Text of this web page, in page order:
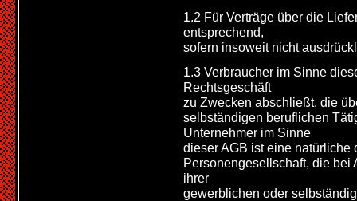
1.2 Für Verträge über die
entsprechend,
sofern insoweit nicht
1.3 Verbraucher im Sinne
Rechtsgeschäft
zu Zwecken abschließt, die
selbständigen beruflichen
Unternehmer im Sinne
dieser AGB ist eine natürliche
Personengesellschaft, die bei
ihrer
gewerblichen oder